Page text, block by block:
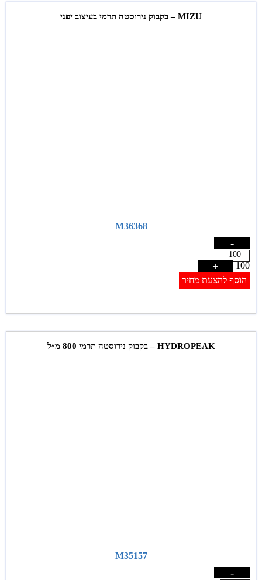
MIZU – בקבוק נירוסטה תרמי בעיצוב יפני
M36368
-
100
+
הוסף להצעת מחיר
HYDROPEAK – בקבוק נירוסטה תרמי 800 מ״ל
M35157
-